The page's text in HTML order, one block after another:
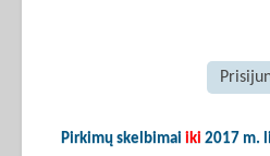
Pirkimų skelbimai iki 2017 m.